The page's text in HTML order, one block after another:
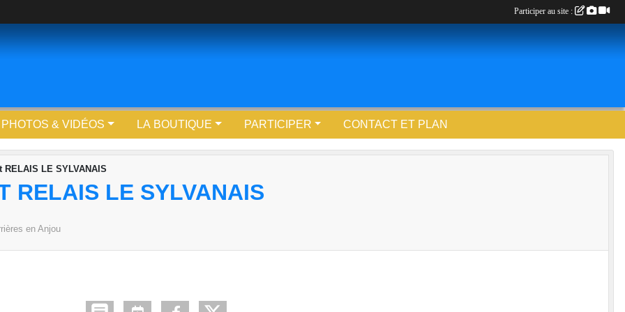
PHOTOS & VIDÉOS LA BOUTIQUE PARTICIPER CONTACT ET PLAN
RELAIS LE SYLVANAIS
RELAIS LE SYLVANAIS
en Anjou
Participer au site :